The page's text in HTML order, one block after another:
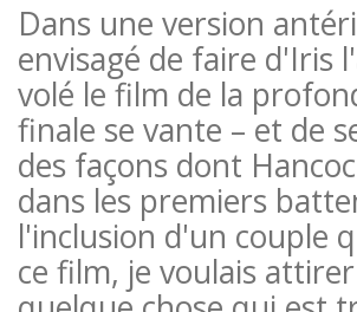
Dans une version
envisagé de faire d'Iris
volé le film de la
finale se vante – et de
des façons dont
dans les premiers
l'inclusion d'un couple
ce film, je voulais